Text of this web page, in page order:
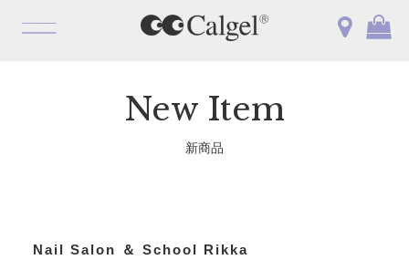
OPEN
New Item
新商品
Nail Salon ＆ School Rikka